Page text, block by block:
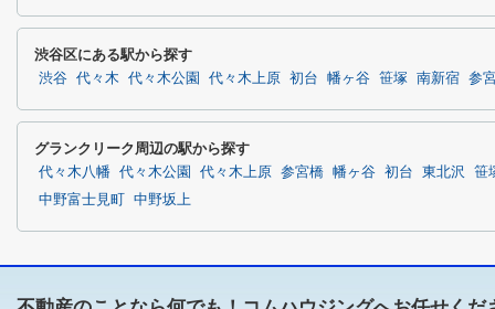
渋谷区にある駅から探す
渋谷 代々木 代々木公園 代々木上原 初台 幡ヶ谷 笹塚 南新宿 参
グランクリーク周辺の駅から探す
代々木八幡 代々木公園 代々木上原 参宮橋 幡ヶ谷 初台 東北沢
笹
中野富士見町
中野坂上